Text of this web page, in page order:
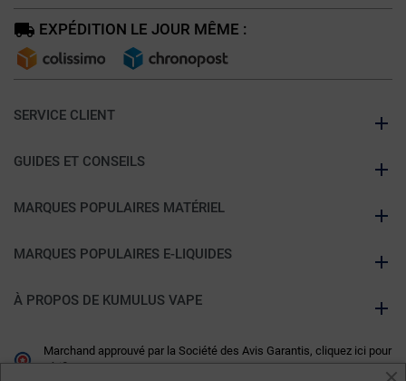
EXPÉDITION LE JOUR MÊME :
SERVICE CLIENT
GUIDES ET CONSEILS
MARQUES POPULAIRES MATÉRIEL
MARQUES POPULAIRES E-LIQUIDES
À PROPOS DE KUMULUS VAPE
Marchand approuvé par la Société des Avis Garantis, cliquez ici pour
vérifier.